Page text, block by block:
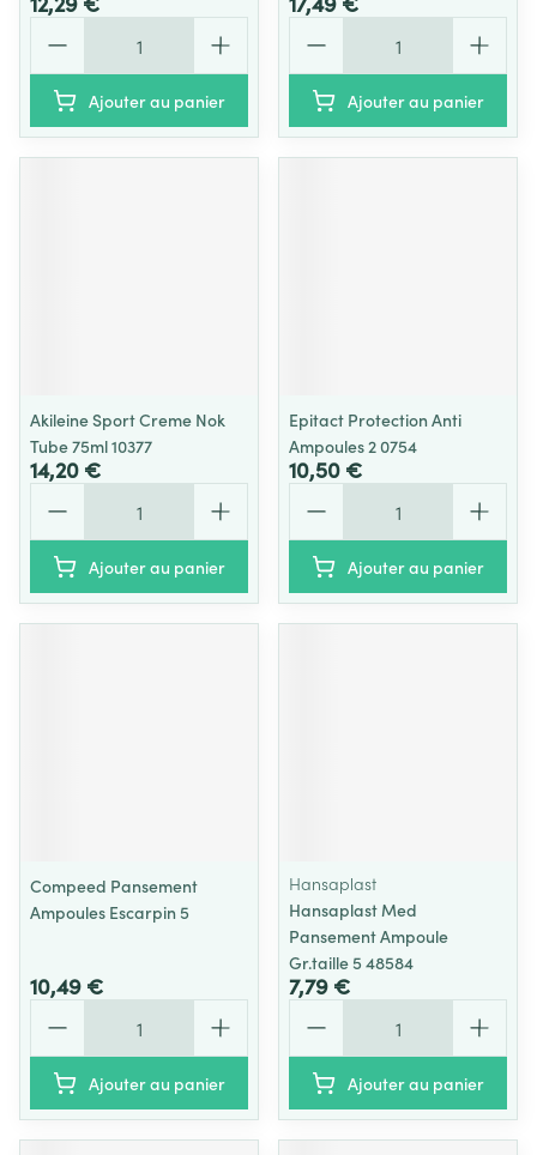
Ajouter au panier Ajouter au panier
Akileine Sport Creme Nok
Tube 75ml 10377
14,20 €
Ajouter au panier
Epitact Protection Anti
Ampoules 2 0754
10,50 €
Ajouter au panier
Compeed Pansement
Ampoules Escarpin 5
10,49 €
Ajouter au panier
Hansaplast
Hansaplast Med
Pansement Ampoule
Gr.taille 5 48584
7,79 €
Ajouter au panier